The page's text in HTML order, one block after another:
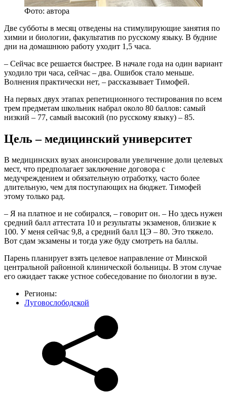
Фото: автора
Две субботы в месяц отведены на стимулирующие занятия по
химии и биологии, факультатив по русскому языку. В будние
дни на домашнюю работу уходит 1,5 часа.
– Сейчас все решается быстрее. В начале года на один вариант
уходило три часа, сейчас – два. Ошибок стало меньше.
Волнения практически нет, – рассказывает Тимофей.
На первых двух этапах репетиционного тестирования по всем
трем предметам школьник набрал около 80 баллов: самый
низкий – 77, самый высокий (по русскому языку) – 85.
Цель – медицинский университет
В медицинских вузах анонсировали увеличение доли целевых
мест, что предполагает заключение договора с
медучреждением и обязательную отработку, часто более
длительную, чем для поступающих на бюджет. Тимофей
этому только рад.
– Я на платное и не собирался, – говорит он. – Но здесь нужен
средний балл аттестата 10 и результаты экзаменов, близкие к
100. У меня сейчас 9,8, а средний балл ЦЭ – 80. Это тяжело.
Вот сдам экзамены и тогда уже буду смотреть на баллы.
Парень планирует взять целевое направление от Минской
центральной районной клинической больницы. В этом случае
его ожидает также устное собеседование по биологии в вузе.
Регионы:
Луговослободской